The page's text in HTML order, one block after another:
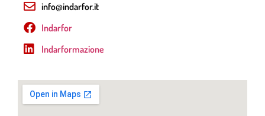
info@indarfor.it
Indarfor
Indarformazione